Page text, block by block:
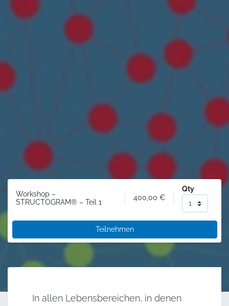
Workshop –
STRUCTOGRAM® – Teil 1
400,00 €
Qty
Teilnehmen
In allen Lebensbereichen, in denen